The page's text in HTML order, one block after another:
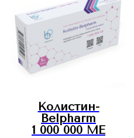
Колистин-
Belpharm
1 000 000 МЕ